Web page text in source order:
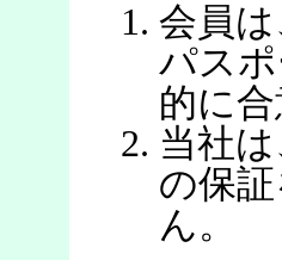
会員
パス
的に
当社
の保
ん。